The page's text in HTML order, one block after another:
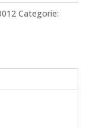
Categorie: